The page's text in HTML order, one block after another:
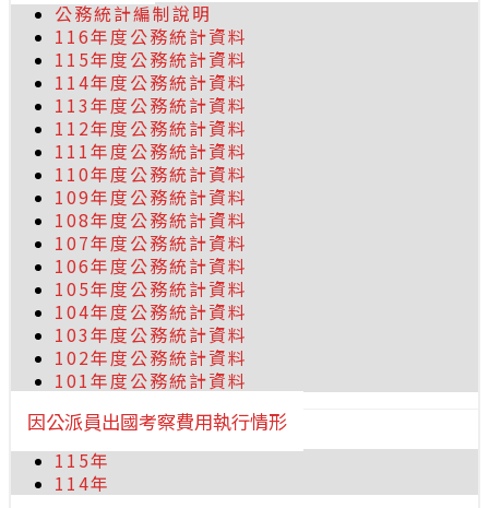
公務統計編制說明
116年度公務統計資料
115年度公務統計資料
114年度公務統計資料
113年度公務統計資料
112年度公務統計資料
111年度公務統計資料
110年度公務統計資料
109年度公務統計資料
108年度公務統計資料
107年度公務統計資料
106年度公務統計資料
105年度公務統計資料
104年度公務統計資料
103年度公務統計資料
102年度公務統計資料
101年度公務統計資料
因公派員出國考察費用執行情形
115年
114年